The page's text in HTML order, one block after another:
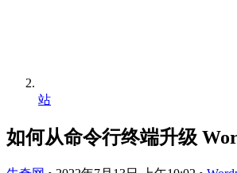
站
如何从命令行终端升级